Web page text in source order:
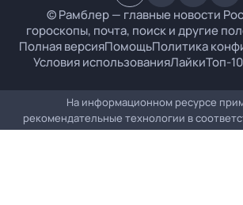
© Рамблер — главные новости
гороскопы, почта, поиск и другие
Полная версияПомощьПолитика
Условия использованияЛайкиТоп-
На информационном ресурсе
рекомендательные технологии в